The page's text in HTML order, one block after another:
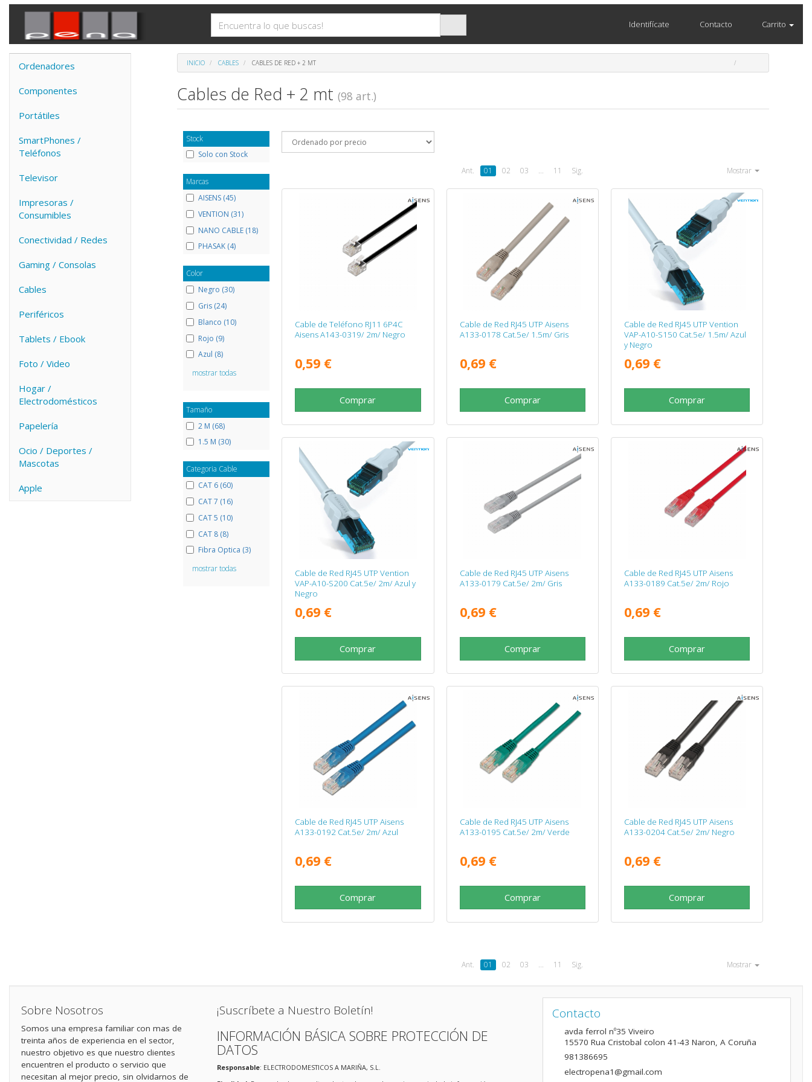
Identifícate Contacto Carrito
Ordenadores
Componentes
Portátiles
SmartPhones /
Teléfonos
Televisor
Impresoras /
Consumibles
Conectividad / Redes
Gaming / Consolas
Cables
Periféricos
Tablets / Ebook
Foto / Video
Hogar /
Electrodomésticos
Papelería
Ocio / Deportes /
Mascotas
Apple
INICIO CABLES CABLES DE RED + 2 MT
Cables de Red + 2 mt (98 art.)
Stock
Solo con Stock
Marcas
AISENS (45)
VENTION (31)
NANO CABLE (18)
PHASAK (4)
Color
Negro (30)
Gris (24)
Blanco (10)
Rojo (9)
Azul (8)
mostrar todas
Tamaño
2 M (68)
1.5 M (30)
Categoria Cable
CAT 6 (60)
CAT 7 (16)
CAT 5 (10)
CAT 8 (8)
Fibra Optica (3)
mostrar todas
Ant. 01 02 03 ... 11 Sig. Mostrar
Cable de Teléfono RJ11 6P4C
Aisens A143-0319/ 2m/ Negro
0,59 €
Comprar
Cable de Red RJ45 UTP Aisens
A133-0178 Cat.5e/ 1.5m/ Gris
0,69 €
Comprar
Cable de Red RJ45 UTP Vention
VAP-A10-S150 Cat.5e/ 1.5m/ Azul
y Negro
0,69 €
Comprar
Cable de Red RJ45 UTP Vention
VAP-A10-S200 Cat.5e/ 2m/ Azul y
Negro
0,69 €
Comprar
Cable de Red RJ45 UTP Aisens
A133-0179 Cat.5e/ 2m/ Gris
0,69 €
Comprar
Cable de Red RJ45 UTP Aisens
A133-0189 Cat.5e/ 2m/ Rojo
0,69 €
Comprar
Cable de Red RJ45 UTP Aisens
A133-0192 Cat.5e/ 2m/ Azul
0,69 €
Comprar
Cable de Red RJ45 UTP Aisens
A133-0195 Cat.5e/ 2m/ Verde
0,69 €
Comprar
Cable de Red RJ45 UTP Aisens
A133-0204 Cat.5e/ 2m/ Negro
0,69 €
Comprar
Ant. 01 02 03 ... 11 Sig. Mostrar
Sobre Nosotros
Somos una empresa familiar con mas de
treinta años de experiencia en el sector,
nuestro objetivo es que nuestro clientes
encuentren el producto o servicio que
necesitan al mejor precio, sin olvidarnos de
¡Suscríbete a Nuestro Boletín!
INFORMACIÓN BÁSICA SOBRE PROTECCIÓN DE
DATOS
Responsable: ELECTRODOMESTICOS A MARIÑA, S.L.
Contacto
avda ferrol nº35 Viveiro
15570 Rua Cristobal colon 41-43 Naron A Coruña
981386695
electropena1@gmail.com